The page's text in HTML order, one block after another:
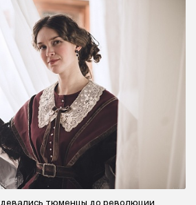
тюменцы до революции